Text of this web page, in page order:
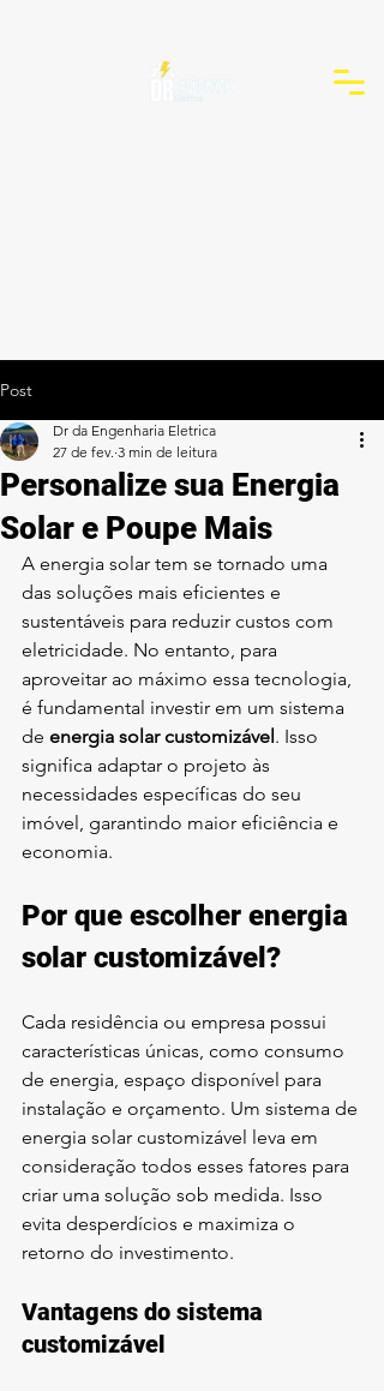
Post
Personalize sua Energia
Solar e Poupe Mais
Dr da Engenharia Eletrica
27 de fev. 3 min de leitura
A energia solar tem se tornado uma
das soluções mais eficientes e
sustentáveis para reduzir custos com
eletricidade. No entanto, para
aproveitar ao máximo essa tecnologia,
é fundamental investir em um sistema
de energia solar customizável. Isso
significa adaptar o projeto às
necessidades específicas do seu
imóvel, garantindo maior eficiência e
economia.
Por que escolher energia
solar customizável?
Cada residência ou empresa possui
características únicas, como consumo
de energia, espaço disponível para
instalação e orçamento. Um sistema de
energia solar customizável leva em
consideração todos esses fatores para
criar uma solução sob medida. Isso
evita desperdícios e maximiza o
retorno do investimento.
Vantagens do sistema
customizável